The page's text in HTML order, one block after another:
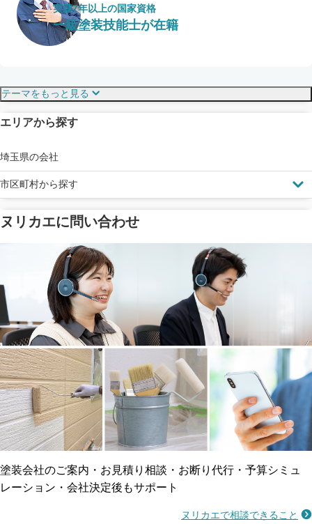
実績7年以上の国家資格
一級塗装技能士が在籍
塗料の​品質を​保証
メーカー保証
工事保険
ご近所トラブルに
賠償保険
見えにくい屋根も安心
ドローン診断
省エネ効果
断熱・遮熱塗料対応
雨漏り修繕
防水工事
テーマをもっと見る
エリアから探す
埼玉県の会社
市区町村から探す
ヌリカエに問い合わせ
塗装会社のご案内・お見積り相談・お断り代行・予算シミュ
レーション・会社決定後もサポート
ヌリカエで相談できること